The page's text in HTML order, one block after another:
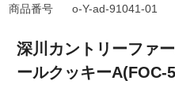
深川カントリーファ
ールクッキーA(FOC-
商品番号 o-Y-ad-91041-01